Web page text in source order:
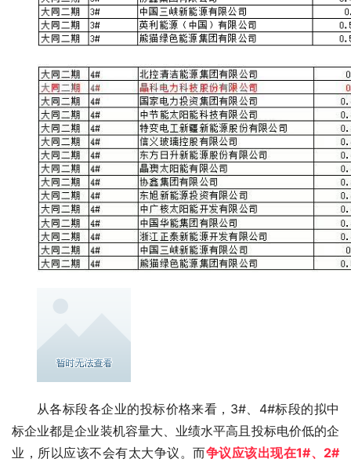
从各标段各企业的投标价格来看，3#、4#标段的拟中
标企业都是企业装机容量大、业绩水平高且投标电价低的企
业，所以应该不会有太大争议。而争议应该出现在1#、2#